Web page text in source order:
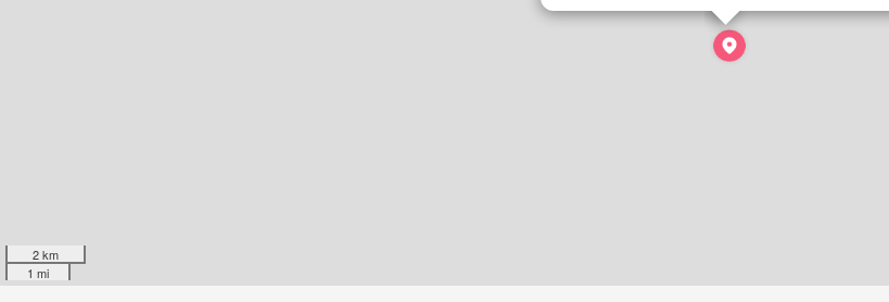
2 km
1 mi